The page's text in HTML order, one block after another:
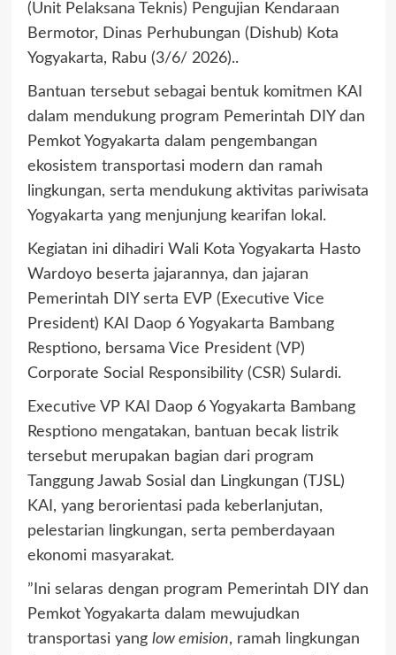
(Unit Pelaksana Teknis) Pengujian Kendaraan
Bermotor, Dinas Perhubungan (Dishub) Kota
Yogyakarta, Rabu (3/6/ 2026)..
Bantuan tersebut sebagai bentuk komitmen KAI
dalam mendukung program Pemerintah DIY dan
Pemkot Yogyakarta dalam pengembangan
ekosistem transportasi modern dan ramah
lingkungan, serta mendukung aktivitas pariwisata
Yogyakarta yang menjunjung kearifan lokal.
Kegiatan ini dihadiri Wali Kota Yogyakarta Hasto
Wardoyo beserta jajarannya, dan jajaran
Pemerintah DIY serta EVP (Executive Vice
President) KAI Daop 6 Yogyakarta Bambang
Resptiono, bersama Vice President (VP)
Corporate Social Responsibility (CSR) Sulardi.
Executive VP KAI Daop 6 Yogyakarta Bambang
Resptiono mengatakan, bantuan becak listrik
tersebut merupakan bagian dari program
Tanggung Jawab Sosial dan Lingkungan (TJSL)
KAI, yang berorientasi pada keberlanjutan,
pelestarian lingkungan, serta pemberdayaan
ekonomi masyarakat.
”Ini selaras dengan program Pemerintah DIY dan
Pemkot Yogyakarta dalam mewujudkan
transportasi yang low emision, ramah lingkungan